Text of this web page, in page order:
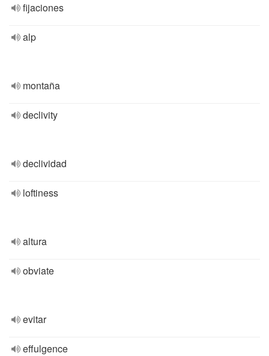
fijaciones
alp
montaña
declivity
declividad
loftiness
altura
obviate
evitar
effulgence